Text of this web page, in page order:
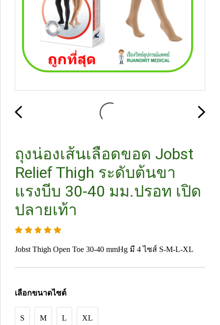
ถุงน่องเส้นเลือดขอด Jobst
Relief Thigh ระดับต้นขา
แรงบีบ 30-40 มม.ปรอท เปิด
ปลายเท้า
Jobst Thigh Open Toe 30-40 mmHg มี 4 ไซส์ S-M-L-XL
เลือกขนาดไซต์
S M L XL